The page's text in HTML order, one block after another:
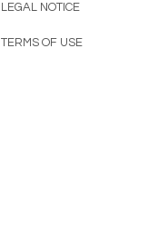
LEGAL NOTICE
TERMS OF USE